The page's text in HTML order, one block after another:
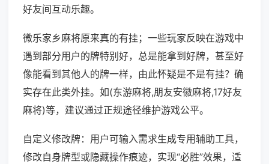
好友间互动乐趣。
微乐家乡麻将原来真的有挂；一些玩家反映在游戏中
遇到部分用户的牌特别好，总是能拿到好牌，甚至好
像能看到其他人的牌一样，由此怀疑是不是有挂？确
实存在此类外挂。如(东游麻将,朋友安徽麻将,17好友
麻将)等，建议通过正规途径维护游戏公平。
自定义修改牌：用户可输入需求生成专用辅助工具，
修改自身牌型或隐藏操作痕迹，实现“必胜”效果，适